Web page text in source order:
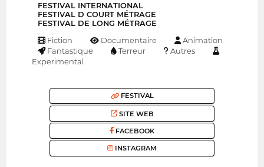
FESTIVAL INTERNATIONAL
FESTIVAL D COURT MÉTRAGE
FESTIVAL DE LONG MÉTRAGE
Fiction Documentaire
Animation
Fantastique
Terreur
Autres
Experimental
FESTIVAL
SITE WEB
FACEBOOK
INSTAGRAM